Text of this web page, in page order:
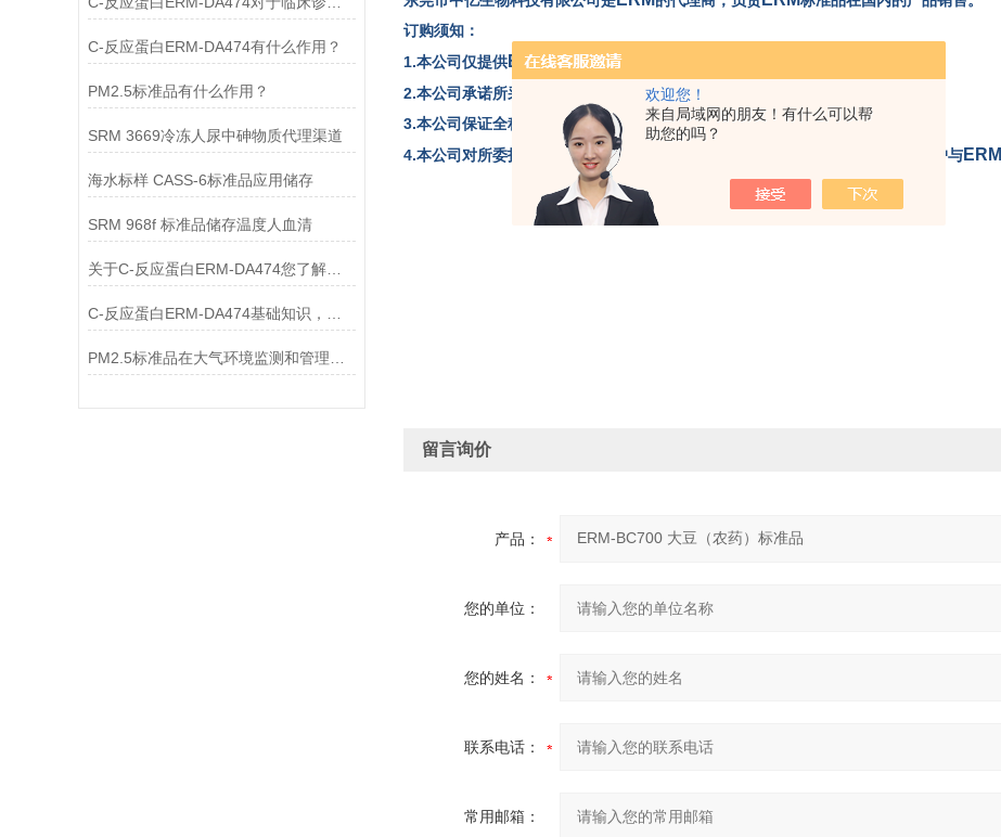
欢迎您！
来自局域网的朋友！有什么可以帮
助您的吗？
C-反应蛋白ERM-DA474有什么作用？
PM2.5标准品有什么作用？
SRM 3669冷冻人尿中砷物质代理渠道
海水标样 CASS-6标准品应用储存
SRM 968f 标准品储存温度人血清
关于C-反应蛋白ERM-DA474您了解多少？
订购须知：
1.本公司仅提供ERM标准品代理采购业务。
2.本公司承诺所采购产品来自
。
3.本公司保证全程采用要求的运输条件进行产品运输。
4.本公司对所委托进口产品品质不做任何担保，如遇质量问题，本公司可协助客户与ERM
留言询价
产品：
您的单位：
您的姓名：
联系电话：
常用邮箱：